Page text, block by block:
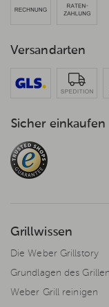
Versandarten
Sicher einkaufen
Grillwissen
Die Weber Grillstory
Grundlagen des
Weber Grill reinigen